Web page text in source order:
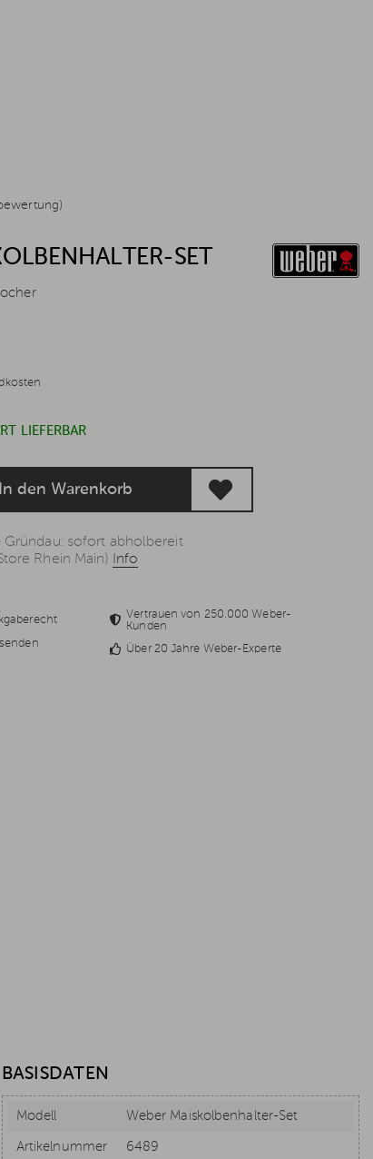
SET
LIEFERBAR
In den Warenkorb
Gründau: sofort abholbereit
Rhein Main)
Info
Vertrauen von 250.000 Weber-
Kunden
Über 20 Jahre Weber-Experte
BASISDATEN
Modell Weber Maiskolbenhalter-Set
Artikelnummer 6489